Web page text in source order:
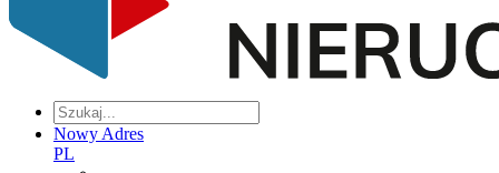
Nowy Adres
PL